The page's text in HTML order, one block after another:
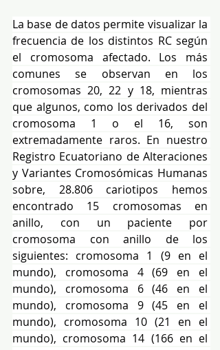
La base de datos permite visualizar la
frecuencia de los distintos RC según
el cromosoma afectado. Los más
comunes se observan en los
cromosomas 20, 22 y 18, mientras
que algunos, como los derivados del
cromosoma 1 o el 16, son
extremadamente raros. En nuestro
Registro Ecuatoriano de Alteraciones
y Variantes Cromosómicas Humanas
sobre, 28.806 cariotipos hemos
encontrado 15 cromosomas en
anillo, con un paciente por
cromosoma con anillo de los
siguientes: cromosoma 1 (9 en el
mundo), cromosoma 4 (69 en el
mundo), cromosoma 6 (46 en el
mundo), cromosoma 9 (45 en el
mundo), cromosoma 10 (21 en el
mundo), cromosoma 14 (166 en el